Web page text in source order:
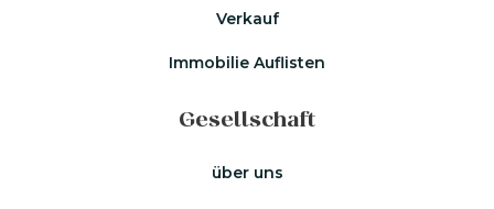
Verkauf
Immobilie Auflisten
Gesellschaft
über uns